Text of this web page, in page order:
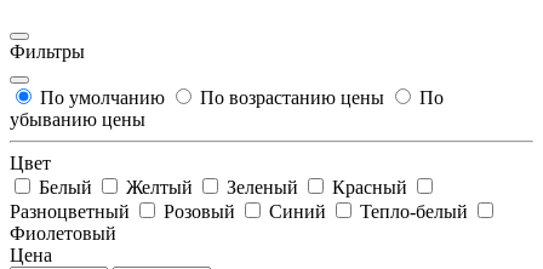
Фильтры
По умолчанию По возрастанию цены
По
убыванию цены
Цвет
Белый
Желтый Зеленый
Красный
Разноцветный
Розовый Синий
Тепло-белый
Фиолетовый
Цена